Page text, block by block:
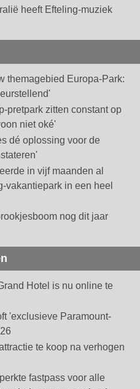
heeft Efteling-muziek
themagebied Europa-Park:
pretpark zitten constant op
niet oké'
dé oplossing voor de
in vijf maanden al
vakantiepark in een heel
nog dit jaar
Hotel is nu online te
'exclusieve Paramount-
te koop na verhogen
fastpass voor alle